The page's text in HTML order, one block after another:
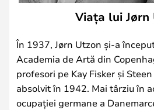
Viața lui Jørn
În 1937, Jørn Utzon și-a
Academia de Artă din
profesori pe Kay Fisker și
absolvit în 1942. Mai târziu în
ocupației germane a